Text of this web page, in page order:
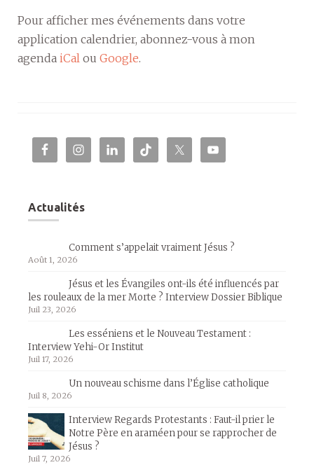
Pour afficher mes événements dans votre
application calendrier, abonnez-vous à mon
agenda iCal ou Google.
Actualités
Comment s’appelait vraiment Jésus ?
Août 1, 2026
Jésus et les Évangiles ont-ils été influencés par
les rouleaux de la mer Morte ? Interview Dossier Biblique
Juil 23, 2026
Les esséniens et le Nouveau Testament :
Interview Yehi-Or Institut
Juil 17, 2026
Un nouveau schisme dans l’Église catholique
Juil 8, 2026
Interview Regards Protestants : Faut-il prier le
Notre Père en araméen pour se rapprocher de
Jésus ?
Juil 7, 2026